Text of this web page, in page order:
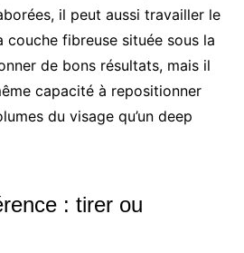
il peut aussi travailler le
couche fibreuse située sous la
de bons résultats, mais il
capacité à repositionner
du visage qu’un deep
: tirer ou